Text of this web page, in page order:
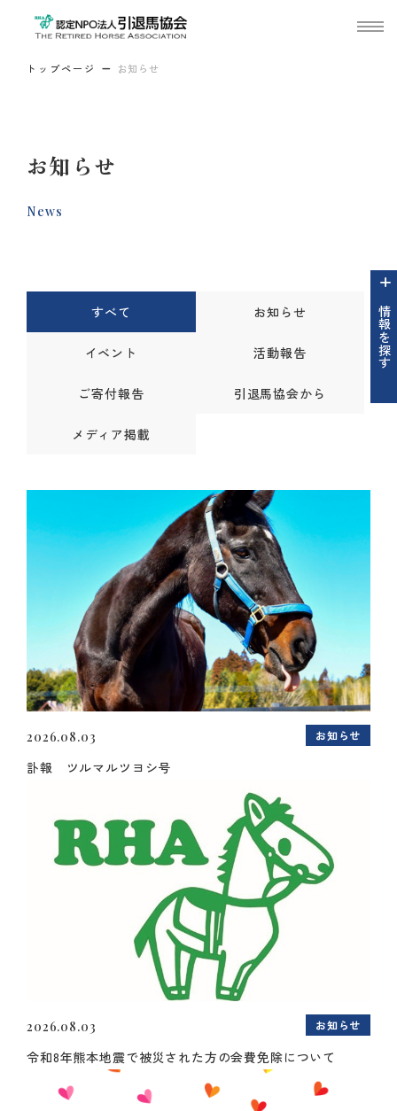
トップページ お知らせ
お知らせ
News
情報を探す
すべて お知らせ
イベント 活動報告
ご寄付報告 引退馬協会から
メディア掲載
2026.08.03 お知らせ
訃報 ツルマルツヨシ号
2026.08.03 お知らせ
令和8年熊本地震で被災された方の会費免除について